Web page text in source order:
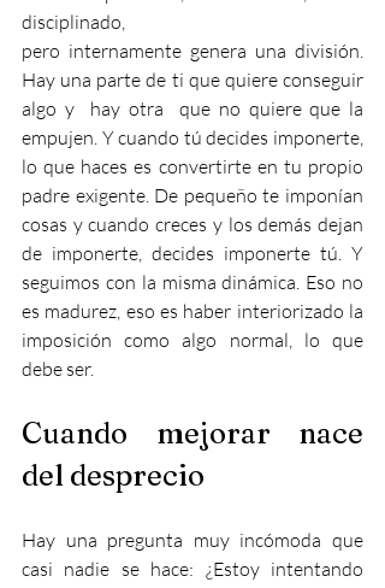
disciplinado,
pero internamente genera una división.
Hay una parte de ti que quiere conseguir
algo y  hay otra  que no quiere que la
empujen. Y cuando tú decides imponerte,
lo que haces es convertirte en tu propio
padre exigente. De pequeño te imponían
cosas y cuando creces y los demás dejan
de imponerte, decides imponerte tú. Y
seguimos con la misma dinámica. Eso no
es madurez, eso es haber interiorizado la
imposición como algo normal, lo que
debe ser.
Cuando mejorar nace
del desprecio
Hay una pregunta muy incómoda que
casi nadie se hace: ¿Estoy intentando